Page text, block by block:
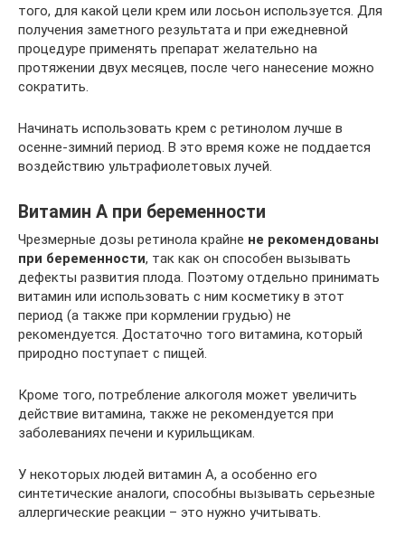
того, для какой цели крем или лосьон используется. Для
получения заметного результата и при ежедневной
процедуре применять препарат желательно на
протяжении двух месяцев, после чего нанесение можно
сократить.
Начинать использовать крем с ретинолом лучше в
осенне-зимний период. В это время коже не поддается
воздействию ультрафиолетовых лучей.
Витамин А при беременности
Чрезмерные дозы ретинола крайне не рекомендованы
при беременности, так как он способен вызывать
дефекты развития плода. Поэтому отдельно принимать
витамин или использовать с ним косметику в этот
период (а также при кормлении грудью) не
рекомендуется. Достаточно того витамина, который
природно поступает с пищей.
Кроме того, потребление алкоголя может увеличить
действие витамина, также не рекомендуется при
заболеваниях печени и курильщикам.
У некоторых людей витамин А, а особенно его
синтетические аналоги, способны вызывать серьезные
аллергические реакции – это нужно учитывать.